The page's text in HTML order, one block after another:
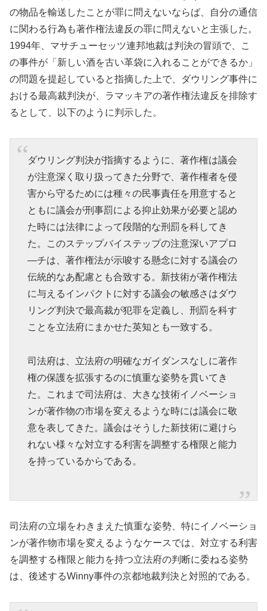
の物品を輸送したことが罪に問えないならば、自分の通信
に関わる行為も著作権法違反の罪に問えないと主張した。
1994年、マサチューセッツ連邦地裁は判決の冒頭で、こ
の事件が「新しい酒を古い革袋に入れることができるか」
の問題を提起していると指摘した上で、ダウリング事件に
おける最高裁判決が、ラマッキアの著作権法違反を排除す
るとして、以下のように判示した。
ダウリング判決が指摘するように、著作権は議会
が注意深く取り扱ってきた分野で、著作権者を侵
害から守るためには種々の民事責任を用意すると
ともに議会が刑事罰による抑止効果が必要と認め
た時には法律によって段階的な刑罰を科してき
た。このステップバイステップの注意深いアプロ
―チは、著作権法が示唆する懸念に対する議会の
伝統的なあ配慮とも合致する。新技術が著作権法
に与えるインパクトに対する議会の敏感さはダウ
リング判決で最高裁が犯罪を定義し、刑罰を科す
ことを立法府にまかせた英知とも一致する。
司法府は、立法府の明確なガイダンスなしに著作
権の保護を拡張するのに慎重な姿勢を貫いてき
た。これまで司法府は、大きな技術イノベーショ
ンが著作物の市場を変えるような時には議会に敬
意を表してきた。議会はそうした新技術に避けら
れない様々な対立する利害を調整する権限と能力
を持っているからである。
司法府の立場をわきまえた慎重な姿勢、特にイノベーショ
ンが著作物市場を変えるようなケースでは、対立する利害
を調整する権限と能力を持つ立法府の判断に委ねる姿勢
は、後述するWinny事件の京都地裁判決と対照的である。